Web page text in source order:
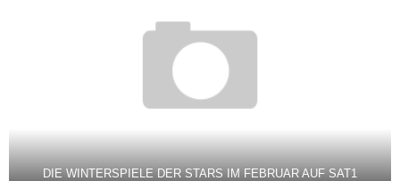
DIE WINTERSPIELE DER STARS IM FEBRUAR AUF SAT1